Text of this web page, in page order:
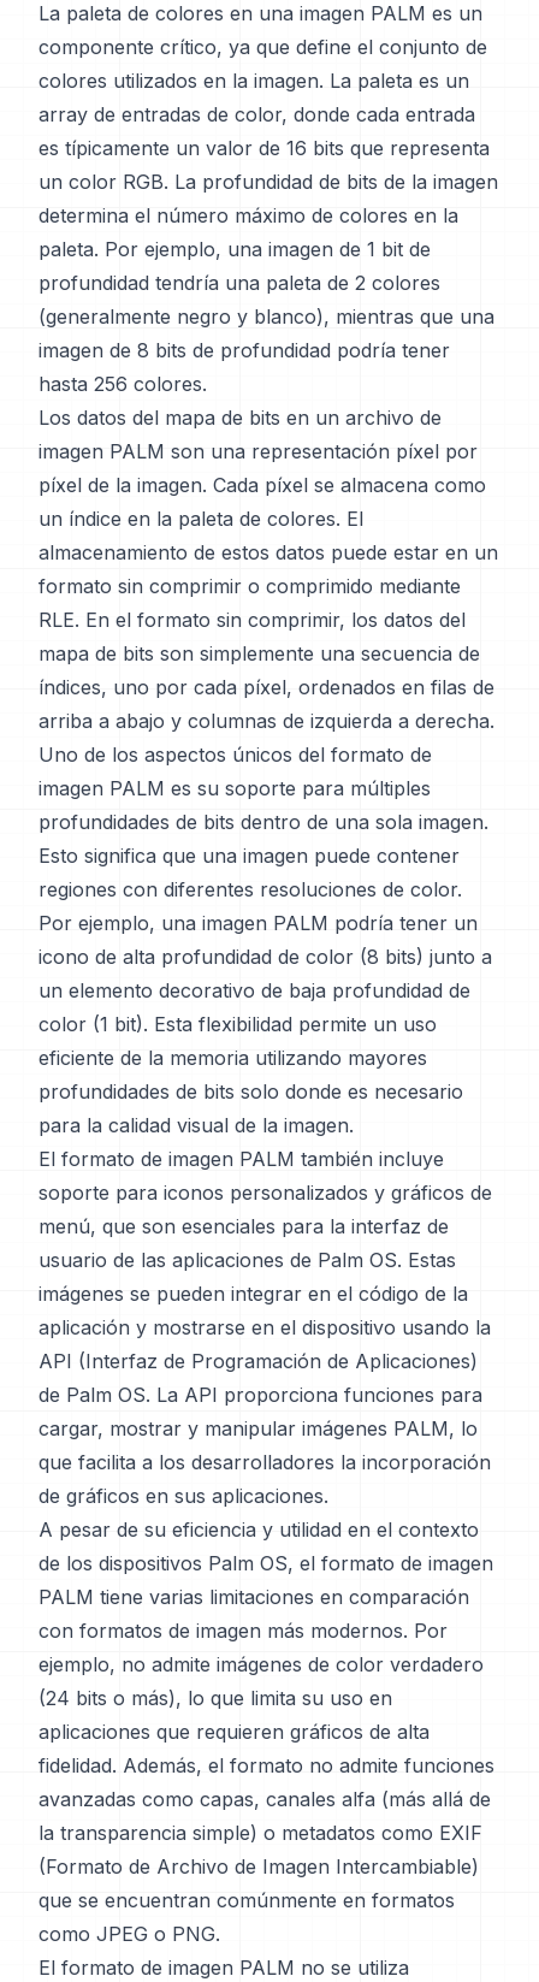
La paleta de colores en una imagen PALM es un
componente crítico, ya que define el conjunto de
colores utilizados en la imagen. La paleta es un
array de entradas de color, donde cada entrada
es típicamente un valor de 16 bits que representa
un color RGB. La profundidad de bits de la imagen
determina el número máximo de colores en la
paleta. Por ejemplo, una imagen de 1 bit de
profundidad tendría una paleta de 2 colores
(generalmente negro y blanco), mientras que una
imagen de 8 bits de profundidad podría tener
hasta 256 colores.
Los datos del mapa de bits en un archivo de
imagen PALM son una representación píxel por
píxel de la imagen. Cada píxel se almacena como
un índice en la paleta de colores. El
almacenamiento de estos datos puede estar en un
formato sin comprimir o comprimido mediante
RLE. En el formato sin comprimir, los datos del
mapa de bits son simplemente una secuencia de
índices, uno por cada píxel, ordenados en filas de
arriba a abajo y columnas de izquierda a derecha.
Uno de los aspectos únicos del formato de
imagen PALM es su soporte para múltiples
profundidades de bits dentro de una sola imagen.
Esto significa que una imagen puede contener
regiones con diferentes resoluciones de color.
Por ejemplo, una imagen PALM podría tener un
icono de alta profundidad de color (8 bits) junto a
un elemento decorativo de baja profundidad de
color (1 bit). Esta flexibilidad permite un uso
eficiente de la memoria utilizando mayores
profundidades de bits solo donde es necesario
para la calidad visual de la imagen.
El formato de imagen PALM también incluye
soporte para iconos personalizados y gráficos de
menú, que son esenciales para la interfaz de
usuario de las aplicaciones de Palm OS. Estas
imágenes se pueden integrar en el código de la
aplicación y mostrarse en el dispositivo usando la
API (Interfaz de Programación de Aplicaciones)
de Palm OS. La API proporciona funciones para
cargar, mostrar y manipular imágenes PALM, lo
que facilita a los desarrolladores la incorporación
de gráficos en sus aplicaciones.
A pesar de su eficiencia y utilidad en el contexto
de los dispositivos Palm OS, el formato de imagen
PALM tiene varias limitaciones en comparación
con formatos de imagen más modernos. Por
ejemplo, no admite imágenes de color verdadero
(24 bits o más), lo que limita su uso en
aplicaciones que requieren gráficos de alta
fidelidad. Además, el formato no admite funciones
avanzadas como capas, canales alfa (más allá de
la transparencia simple) o metadatos como EXIF
(Formato de Archivo de Imagen Intercambiable)
que se encuentran comúnmente en formatos
como JPEG o PNG.
El formato de imagen PALM no se utiliza